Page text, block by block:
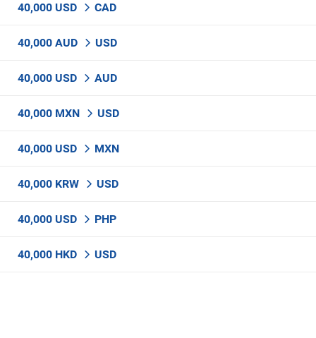
40,000 USD CAD
40,000 AUD USD
40,000 USD AUD
40,000 MXN USD
40,000 USD MXN
40,000 KRW USD
40,000 USD PHP
40,000 HKD USD